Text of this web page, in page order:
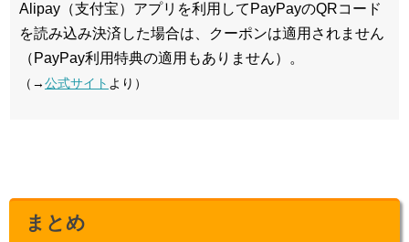
Alipay（支付宝）アプリを利用してPayPayのQRコード
を読み込み決済した場合は、クーポンは適用されません
（PayPay利用特典の適用もありません）。
（→公式サイト より）
まとめ